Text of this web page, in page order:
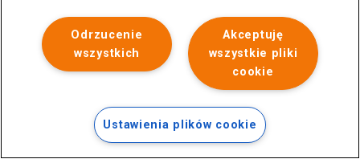
Polityka prywatności
Akceptuję
wszystkie pliki
cookie
Odrzucenie
wszystkich
Ustawienia plików cookie